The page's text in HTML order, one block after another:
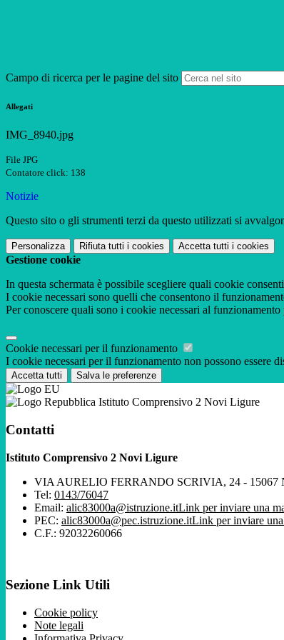
Campo di ricerca per le pagine del sito
Allegati
IMG_8940.jpg
File JPG
Contatore click: 138
Notizie
Questo sito o gli strumenti terzi da questo utilizzati si
Personalizza Rifiuta tutti i cookies Accetta tutti i cookies
Gestione cookie
In questa schermata è possibile scegliere quali cookie
I cookie necessari sono quelli che consentono il
Per conoscere quali sono i cookie necessari al funzionamento
Cookie necessari per il funzionamento
I cookie necessari per il funzionamento non possono essere
Accetta tutti Salva le preferenze
Istituto Comprensivo 2 Novi Ligure
Contatti
Istituto Comprensivo 2 Novi Ligure
VIA AURELIO FERRANDO SCRIVIA, 24 -
Tel: 0143/76047
Email: alic83000a@istruzione.itLink per inviare una
PEC: alic83000a@pec.istruzione.itLink per inviare
C.F.: 92032260066
Sezione Link Utili
Cookie policy
Note legali